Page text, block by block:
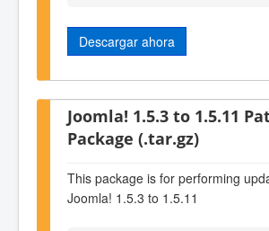
Descargar ahora
Joomla! 1.5.3 to 1.5.11
Package (.tar.gz)
This package is for performing
Joomla! 1.5.3 to 1.5.11